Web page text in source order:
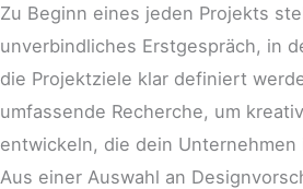
Zu Beginn eines jeden Projekts
unverbindliches Erstgespräch, in
die Projektziele klar definiert
umfassende Recherche, um
entwickeln, die dein Unternehmen
Aus einer Auswahl an